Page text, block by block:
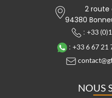
2 route
94380
: +33
: +33 6 67 21
NOUS